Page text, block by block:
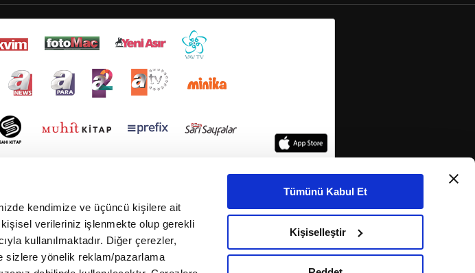
kendimize ve üçüncü kişilere ait
verileriniz işlenmekte olup gerekli
kullanılmaktadır. Diğer çerezler,
sizlere yönelik reklam/pazarlama
Tümünü Kabul Et
Kişiselleştir